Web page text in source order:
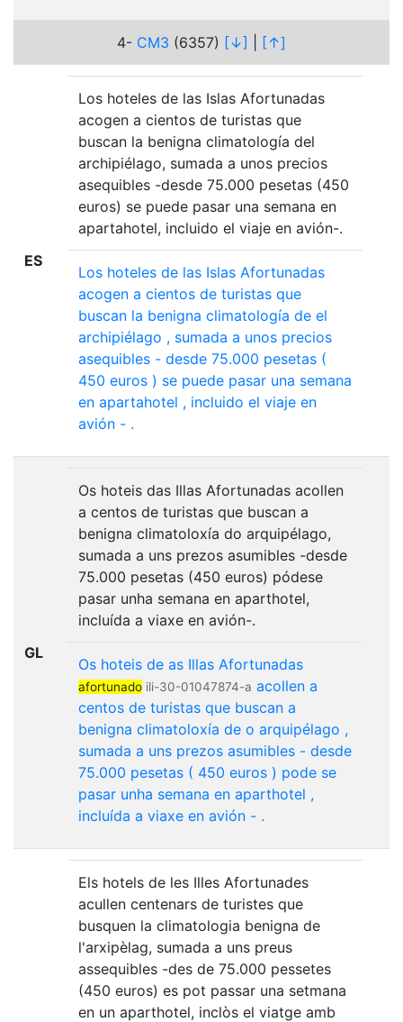
4- CM3 (6357) [↓] [↑]
ES
Los hoteles de las Islas Afortunadas
acogen a cientos de turistas que
buscan la benigna climatología del
archipiélago, sumada a unos precios
asequibles -desde 75.000 pesetas (450
euros) se puede pasar una semana en
apartahotel, incluido el viaje en avión-.
Los hoteles de las Islas Afortunadas
acogen a cientos de turistas que
buscan la benigna climatología de el
archipiélago , sumada a unos precios
asequibles - desde 75.000 pesetas (
450 euros ) se puede pasar una semana
en apartahotel , incluido el viaje en
avión - .
GL
Os hoteis das Illas Afortunadas acollen
a centos de turistas que buscan a
benigna climatoloxía do arquipélago,
sumada a uns prezos asumibles -desde
75.000 pesetas (450 euros) pódese
pasar unha semana en aparthotel,
incluída a viaxe en avión-.
Os hoteis de as Illas Afortunadas
afortunado ili-30-01047874-a acollen a
centos de turistas que buscan a
benigna climatoloxía de o arquipélago ,
sumada a uns prezos asumibles - desde
75.000 pesetas ( 450 euros ) pode se
pasar unha semana en aparthotel ,
incluída a viaxe en avión - .
Els hotels de les Illes Afortunades
acullen centenars de turistes que
busquen la climatologia benigna de
l'arxipèlag, sumada a uns preus
assequibles -des de 75.000 pessetes
(450 euros) es pot passar una setmana
en un aparthotel, inclòs el viatge amb